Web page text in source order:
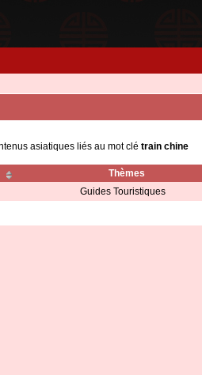
asiatiques liés au mot clé train chine
Thèmes
Guides Touristiques